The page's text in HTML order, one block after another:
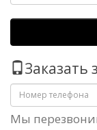
Заказать
Мы